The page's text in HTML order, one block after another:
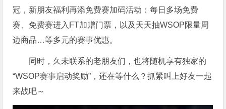
冠，新朋友福利再添免费赛加码活动：每日多场免费
赛、免费赛进入FT加赠门票，以及天天抽WSOP限量周
边商品…等多元的赛事优惠。
同时，久未联系的老朋友们，也将随机享有独家的
“WSOP赛事启动奖励”，还在等什么？抓紧叫上好友一起
来战吧～